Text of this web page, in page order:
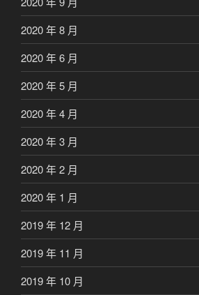
2020 年 8 月
2020 年 6 月
2020 年 5 月
2020 年 4 月
2020 年 3 月
2020 年 2 月
2020 年 1 月
2019 年 12 月
2019 年 11 月
2019 年 10 月